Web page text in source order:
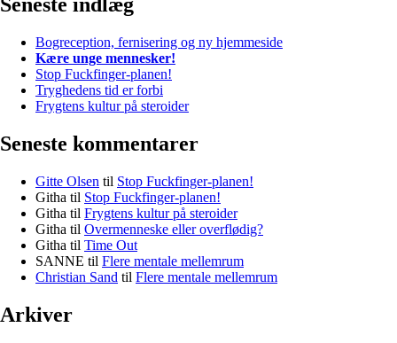
Seneste indlæg
Bogreception, fernisering og ny hjemmeside
Kære unge mennesker!
Stop Fuckfinger-planen!
Tryghedens tid er forbi
Frygtens kultur på steroider
Seneste kommentarer
Gitte Olsen til Stop Fuckfinger-planen!
Githa til Stop Fuckfinger-planen!
Githa til Frygtens kultur på steroider
Githa til Overmenneske eller overflødig?
Githa til Time Out
SANNE til Flere mentale mellemrum
Christian Sand til Flere mentale mellemrum
Arkiver